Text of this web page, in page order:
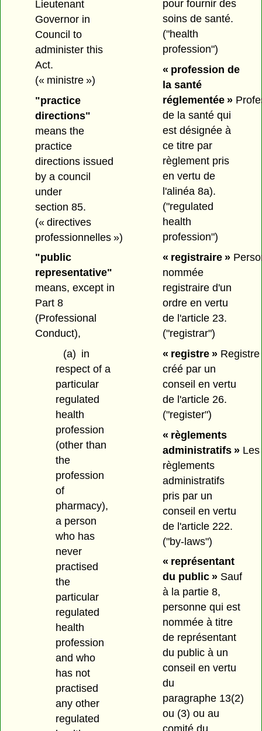
Lieutenant
Governor in
Council to
administer this
Act.
(« ministre »)
"practice
directions"
means the
practice
directions issued
by a council
under
section 85.
(« directives
professionnelles »)
"public
representative"
means, except in
Part 8
(Professional
Conduct),
(a) in
respect of a
particular
regulated
health
profession
(other than
the
profession
of
pharmacy),
a person
who has
never
practised
the
particular
regulated
health
profession
and who
has not
practised
any other
regulated
pour fournir des
soins de santé.
("health
profession")
« profession de
la santé
réglementée »
de la santé qui
est désignée à
ce titre par
règlement pris
en vertu de
l'alinéa 8a).
("regulated
health
profession")
« registraire »
nommée
registraire d'un
ordre en vertu
de l'article 23.
("registrar")
« registre »Registre
créé par un
conseil en vertu
de l'article 26.
("register")
« règlements
administratifs »Les
règlements
administratifs
pris par un
conseil en vertu
de l'article 222.
("by-laws")
« représentant
du public »Sauf
à la partie 8,
personne qui est
nommée à titre
de représentant
du public à un
conseil en vertu
du
paragraphe 13(2)
ou (3) ou au